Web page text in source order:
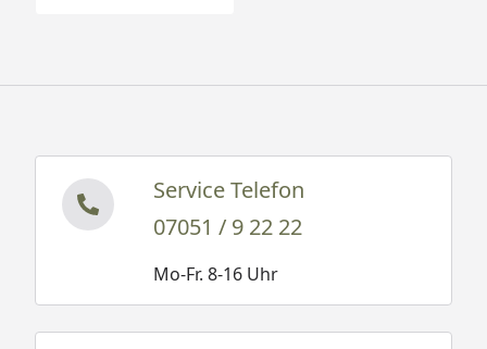
Service Telefon
07051 / 9 22 22
Mo-Fr. 8-16 Uhr